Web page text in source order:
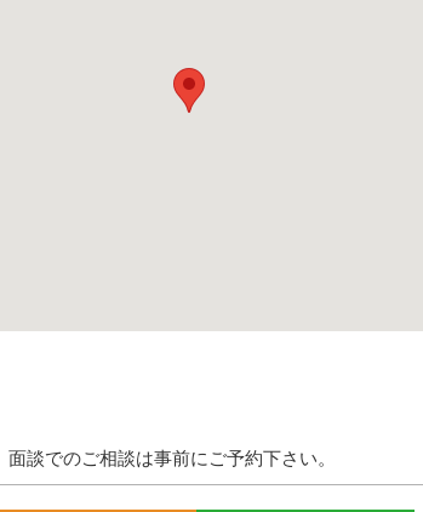
面談でのご相談は事前にご予約下さい。